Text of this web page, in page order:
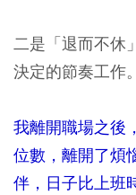
二是「退而不休
決定的節奏工作。
我離開職場之後
位數，離開了煩
伴，日子比上班